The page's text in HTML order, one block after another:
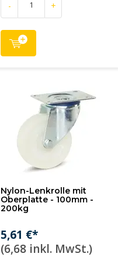
- +
Nylon-Lenkrolle mit
Oberplatte - 100mm -
200kg
5,61 €*
(6,68 inkl. MwSt.)